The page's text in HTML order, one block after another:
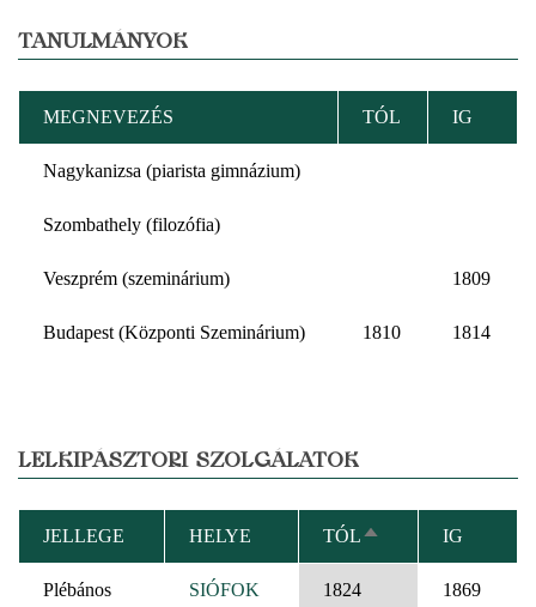
TANULMÁNYOK
MEGNEVEZÉS TÓL IG
Nagykanizsa (piarista gimnázium)
Szombathely (filozófia)
Veszprém (szeminárium) 1809
Budapest (Központi Szeminárium) 1810 1814
LELKIPÁSZTORI SZOLGÁLATOK
JELLEGE HELYE TÓLCSÖKKENŐ
RENDEZÉS
IG
Plébános SIÓFOK 1824 1869